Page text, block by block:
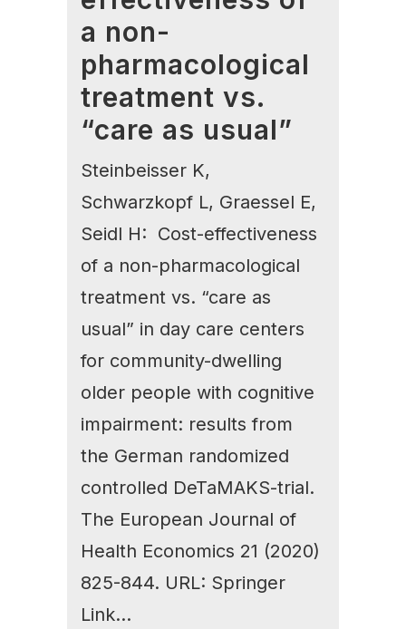
a non-
pharmacological
treatment vs.
“care as usual”
Steinbeisser K,
Schwarzkopf L, Graessel E,
Seidl H: Cost-effectiveness
of a non-pharmacological
treatment vs. “care as
usual” in day care centers
for community-dwelling
older people with cognitive
impairment: results from
the German randomized
controlled DeTaMAKS-trial.
The European Journal of
Health Economics 21 (2020)
825-844. URL: Springer
Link...